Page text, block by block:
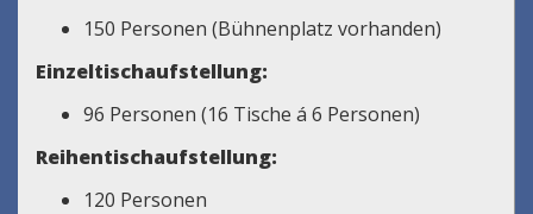
150 Personen (Bühnenplatz vorhanden)
Einzeltischaufstellung:
96 Personen (16 Tische á 6 Personen)
Reihentischaufstellung:
120 Personen